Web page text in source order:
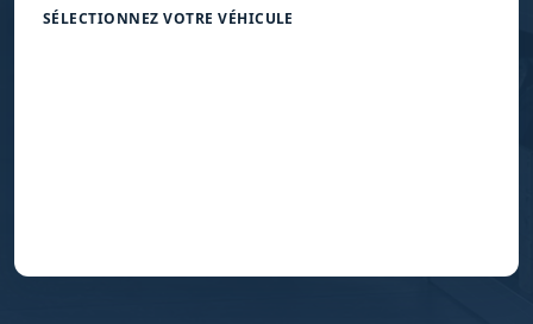
SÉLECTIONNEZ VOTRE VÉHICULE